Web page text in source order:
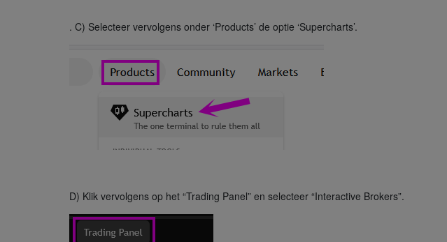
. C) Selecteer vervolgens onder ‘Products’ de optie ‘Supercharts’.
D) Klik vervolgens op het “Trading Panel” en selecteer “Interactive Brokers”.